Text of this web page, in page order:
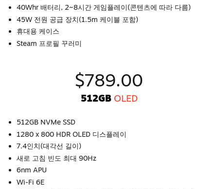
40Whr 배터리, 2~8시간 게임플레이(콘텐츠에 따라 다름)
45W 전원 공급 장치(1.5m 케이블 포함)
휴대용 케이스
Steam 프로필 꾸러미
$789.00
512GB OLED
512GB NVMe SSD
1280 x 800 HDR OLED 디스플레이
7.4인치(대각선 길이)
새로 고침 빈도 최대 90Hz
6nm APU
Wi-Fi 6E